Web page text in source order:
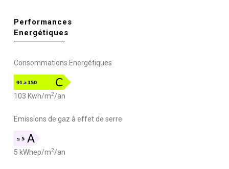
Performances
Energétiques
Consommations Energétiques
103 Kwh/m2/an
Emissions de gaz à effet de serre
5 kWhep/m2/an